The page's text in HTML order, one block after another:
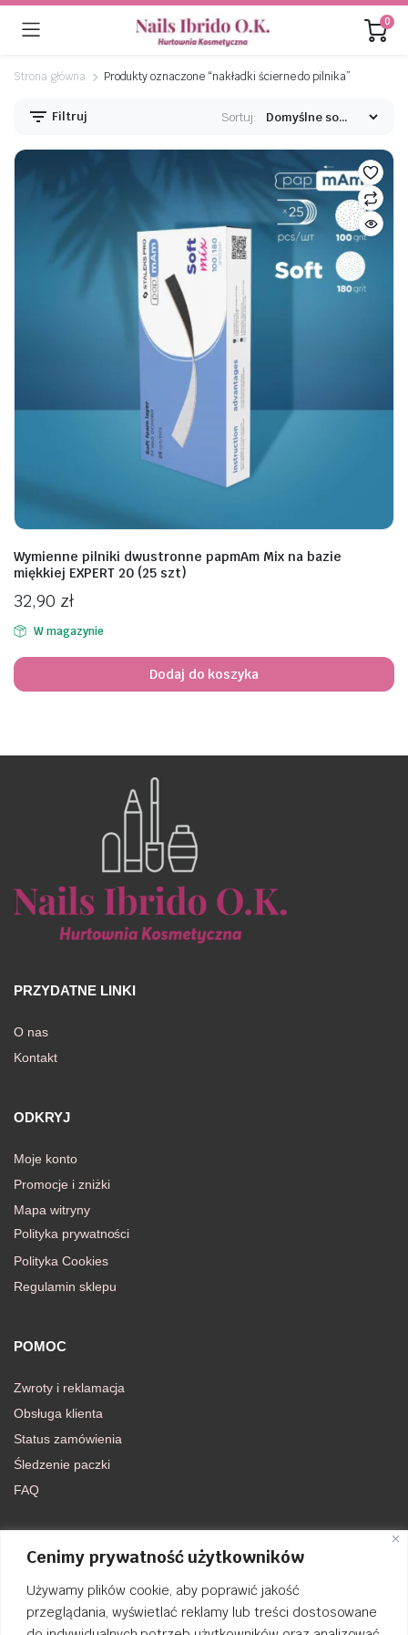
Cenimy prywatność użytkowników
Używamy plików cookie, aby poprawić jakość
przeglądania, wyświetlać reklamy lub treści dostosowane
0
Strona główna Produkty oznaczone “nakładki ścierne do pilnika”
Filtruj Sortuj:
Wymienne pilniki dwustronne papmAm Mix na bazie
miękkiej EXPERT 20 (25 szt)
32,90 zł
W magazynie
Dodaj do koszyka
PRZYDATNE LINKI
O nas
Kontakt
ODKRYJ
Moje konto
Promocje i zniżki
Mapa witryny
Polityka prywatności
Polityka Cookies
Regulamin sklepu
POMOC
Zwroty i reklamacja
Obsługa klienta
Status zamówienia
Śledzenie paczki
FAQ
DOŁĄCZ DO NAS
FACEBOOK